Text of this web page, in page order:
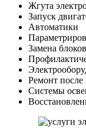
Жгута
Запуск
Автоматики
Замена
Ремонт
Системы